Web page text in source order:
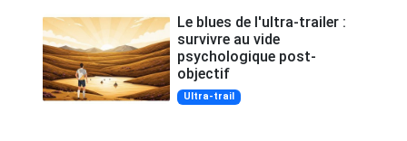
Le blues de l'ultra-trailer :
survivre au vide
psychologique post-
objectif
Ultra-trail